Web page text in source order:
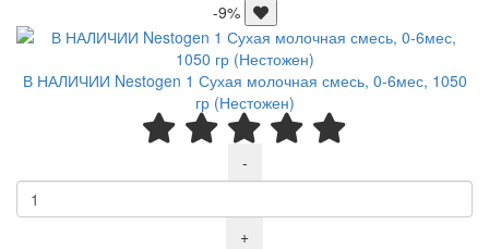
-9%
В НАЛИЧИИ Nestogen 1 Сухая молочная смесь, 0-6мес, 1050
гр (Нестожен)
-
+